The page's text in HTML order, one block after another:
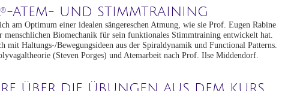
®-ATEM- UND STIMMTRAINING
am Optimum einer idealen sängereschen Atmung, wie sie Prof. Eugen Rabine
menschlichen Biomechanik für sein funktionales Stimmtraining entwickelt hat.
mit Haltungs-/Bewegungsideen aus der Spiraldynamik und Functional Patterns.
(Steven Porges) und Atemarbeit nach Prof. Ilse Middendorf.